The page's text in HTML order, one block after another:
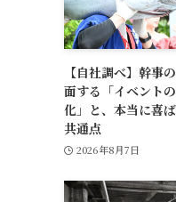
【自社調べ】幹事
面する「イベント
化」と、本当に喜
共通点
2026年8月7日